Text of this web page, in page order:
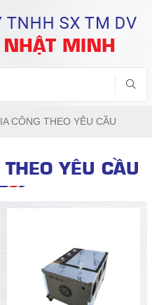
CÔNG THEO YÊU CẦU
YÊU CẦU